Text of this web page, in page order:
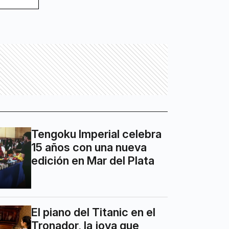
Tengoku Imperial celebra
15 años con una nueva
edición en Mar del Plata
El piano del Titanic en el
Tronador, la joya que